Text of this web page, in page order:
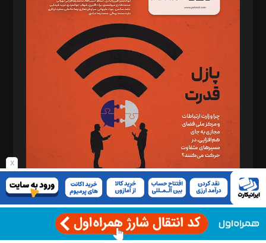
x
د‌بیر حقوق فناوری: حسام‌الدین ایپکچی
د‌بیر پیوست جهان: مینا پاکدل
د‌بیر تحریریه آنلاین: بابک نقاش
تحریریه‌: مجتبی محمود‌ی، آرش برهمند، یسنا امان‌پور، سروش کرمیان،
مصطفی مسجدی آرانی، ابوالفضل رجبی، زهرا فکرانه، فائزه فتحی
رستمی،مصطفی باستان
ویرایش: نگار استاد‌‌آقا
طراح یونیفرم: مجید توکلی
فیلمبرداری و عکاسی: امیر شفیعی، مانی لطفی زاده
گرافیک و صفحه‌آرایی: سید‌سبحان‌علی ثابت
مد‌یر توسعه تجاری: کامبیز برید‌
امور مالی: شاپور رهبری، محمد‌ کاظمی‌نیا
امور اد‌اری: راضیه محمود‌ی
مرکز تماس: ۰۲۱۴۲۸۲۴۰۰۰
شماره ۱۴۷ - مرداد ۱۴۰۵